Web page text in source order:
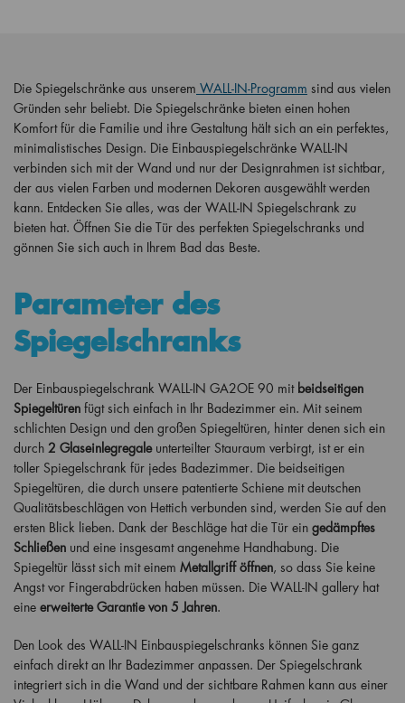
Die Spiegelschränke aus unserem WALL-IN-Programm sind aus vielen
Gründen sehr beliebt. Die Spiegelschränke bieten einen hohen
Komfort für die Familie und ihre Gestaltung hält sich an ein perfektes,
minimalistisches Design. Die Einbauspiegelschränke WALL-IN
verbinden sich mit der Wand und nur der Designrahmen ist sichtbar,
der aus vielen Farben und modernen Dekoren ausgewählt werden
kann. Entdecken Sie alles, was der WALL-IN Spiegelschrank zu
bieten hat. Öffnen Sie die Tür des perfekten Spiegelschranks und
gönnen Sie sich auch in Ihrem Bad das Beste.
Parameter des
Spiegelschranks
Der Einbauspiegelschrank WALL-IN GA2OE 90 mit beidseitigen
Spiegeltüren fügt sich einfach in Ihr Badezimmer ein. Mit seinem
schlichten Design und den großen Spiegeltüren, hinter denen sich ein
durch 2 Glaseinlegregale unterteilter Stauraum verbirgt, ist er ein
toller Spiegelschrank für jedes Badezimmer. Die beidseitigen
Spiegeltüren, die durch unsere patentierte Schiene mit deutschen
Qualitätsbeschlägen von Hettich verbunden sind, werden Sie auf den
ersten Blick lieben. Dank der Beschläge hat die Tür ein gedämpftes
Schließen und eine insgesamt angenehme Handhabung. Die
Spiegeltür lässt sich mit einem Metallgriff öffnen, so dass Sie keine
Angst vor Fingerabdrücken haben müssen. Die WALL-IN gallery hat
eine erweiterte Garantie von 5 Jahren.
Den Look des WALL-IN Einbauspiegelschranks können Sie ganz
einfach direkt an Ihr Badezimmer anpassen. Der Spiegelschrank
integriert sich in die Wand und der sichtbare Rahmen kann aus einer